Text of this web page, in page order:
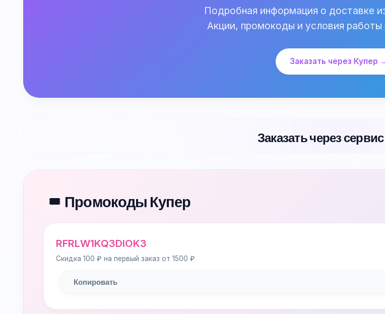
Подробная информация о доставке
Акции, промокоды и условия работы
Заказать через Купер
Заказать через
🎟️ Промокоды Купер
RFRLW1KQ3DIOK3
Скидка 100 ₽ на первый заказ от 1500 ₽
Копировать